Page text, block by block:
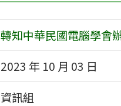
轉知中華民國電腦學會
2023 年 10 月 03 日
資訊組